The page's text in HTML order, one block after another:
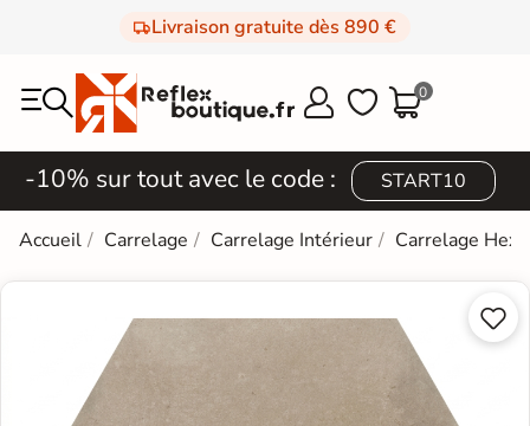
Livraison gratuite dès 890 €
  0
-10% sur tout avec le code : START10
Accueil Carrelage Carrelage Intérieur Carrelage

